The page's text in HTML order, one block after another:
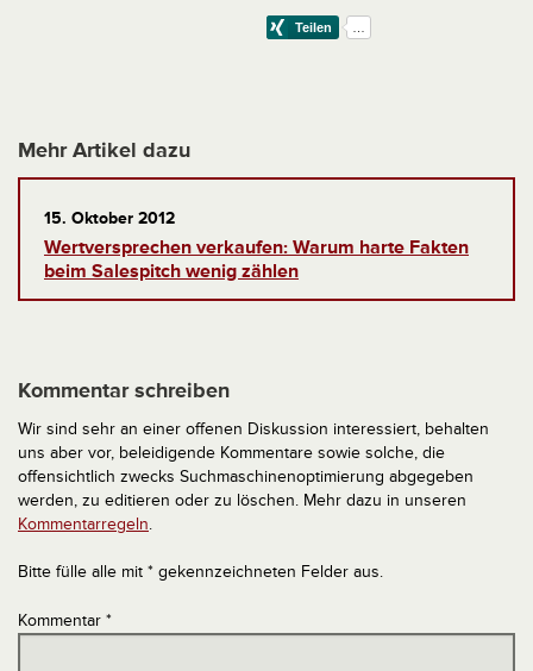
Mehr Artikel dazu
15. Oktober 2012
Wertversprechen verkaufen: Warum harte Fakten
beim Salespitch wenig zählen
Kommentar schreiben
Wir sind sehr an einer offenen Diskussion interessiert, behalten
uns aber vor, beleidigende Kommentare sowie solche, die
offensichtlich zwecks Suchmaschinenoptimierung abgegeben
werden, zu editieren oder zu löschen. Mehr dazu in unseren
Kommentarregeln.
Bitte fülle alle mit * gekennzeichneten Felder aus.
Kommentar *